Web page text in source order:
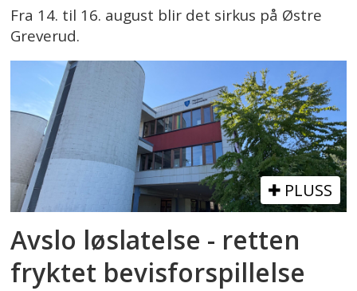
Fra 14. til 16. august blir det sirkus på Østre
Greverud.
PLUSS
Avslo løslatelse - retten
fryktet bevisforspillelse